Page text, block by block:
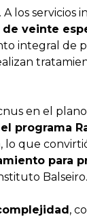
los servicios
de veinte
integral de
en el
programa
, lo que
para
Balseiro.
,